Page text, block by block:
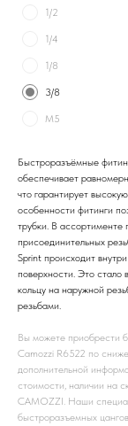
1/2
1/4
1/8
3/8
M5
Быстроразъёмные
обеспечивает
что гарантирует
особенности фитинги
трубки. В ассортименте
присоединительных
Sprint происходит
поверхности. Это стало
кольцу на наружной
резьбами.
Вы можете приобрести
Camozzi R6522 по
дополнительной
стоимости, наличии на
CAMOZZI. Наши
быстроразъемных